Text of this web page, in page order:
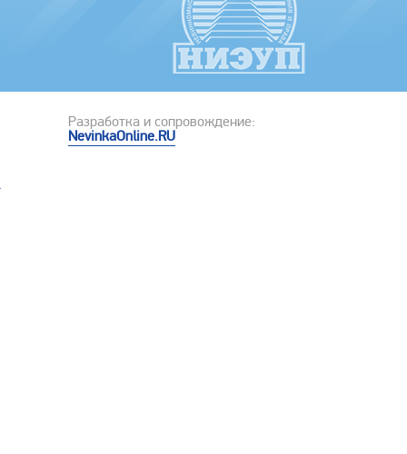
Разработка и сопровождение:
NevinkaOnline.RU